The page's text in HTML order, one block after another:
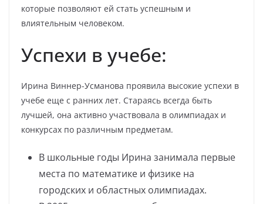
которые позволяют ей стать успешным и
влиятельным человеком.
Успехи в учебе:
Ирина Виннер-Усманова проявила высокие успехи в
учебе еще с ранних лет. Стараясь всегда быть
лучшей, она активно участвовала в олимпиадах и
конкурсах по различным предметам.
В школьные годы Ирина занимала первые
места по математике и физике на
городских и областных олимпиадах.